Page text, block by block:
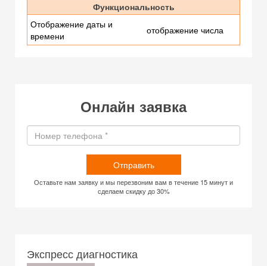
Функциональность
Отображение даты и
времени
отображение числа
Онлайн заявка
Отправить
Оставьте нам заявку и мы перезвоним вам в течение 15 минут и
сделаем скидку до 30%
Экспресс диагностика